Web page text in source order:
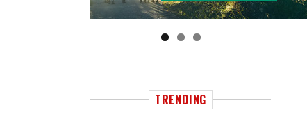
TRENDING